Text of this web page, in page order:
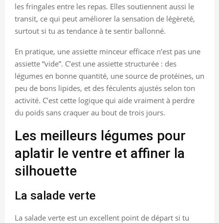
les fringales entre les repas. Elles soutiennent aussi le
transit, ce qui peut améliorer la sensation de légèreté,
surtout si tu as tendance à te sentir ballonné.
En pratique, une assiette minceur efficace n’est pas une
assiette “vide”. C’est une assiette structurée : des
légumes en bonne quantité, une source de protéines, un
peu de bons lipides, et des féculents ajustés selon ton
activité. C’est cette logique qui aide vraiment à perdre
du poids sans craquer au bout de trois jours.
Les meilleurs légumes pour
aplatir le ventre et affiner la
silhouette
La salade verte
La salade verte est un excellent point de départ si tu